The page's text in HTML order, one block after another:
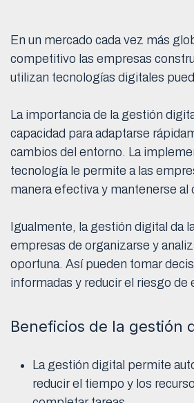
En un mercado cada vez más
competitivo las empresas
utilizan tecnologías digitales
La importancia de la gestión
capacidad para adaptarse
cambios del entorno. La
tecnología le permite a las
manera efectiva y mantenerse al
Igualmente, la gestión digital da
empresas de organizarse y
oportuna. Así pueden tomar
informadas y reducir el riesgo de
Beneficios de la gestión
La gestión digital permite
reducir el tiempo y los